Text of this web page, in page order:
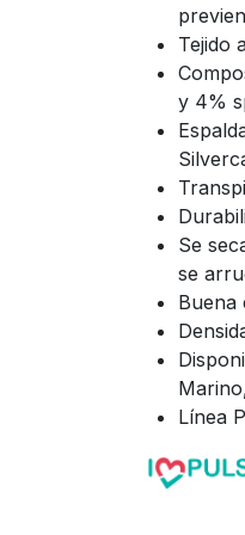
Tejido
y 4%
Se
se
Buena
Línea